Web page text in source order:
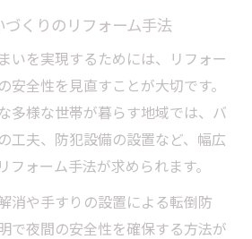
くりのリフォーム手法
いを実現するためには、リフォー
安全性を見直すことが大切です。
多様な世帯が暮らす地域では、バ
工夫、防犯設備の設置など、幅広
フォーム手法が求められます。
消や手すりの設置による転倒防
で夜間の安全性を確保する方法が